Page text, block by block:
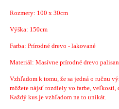
Rozmery: 100 x 30cm
Výška: 150cm
Farba: Prírodné drevo - lakované
Materiál: Masívne prírodné drevo
Vzhľadom k tomu, že sa jedná o ručnu
môžete nájsť rozdiely vo farbe, veľkosti,
Každý kus je vzhľadom na to unikát.